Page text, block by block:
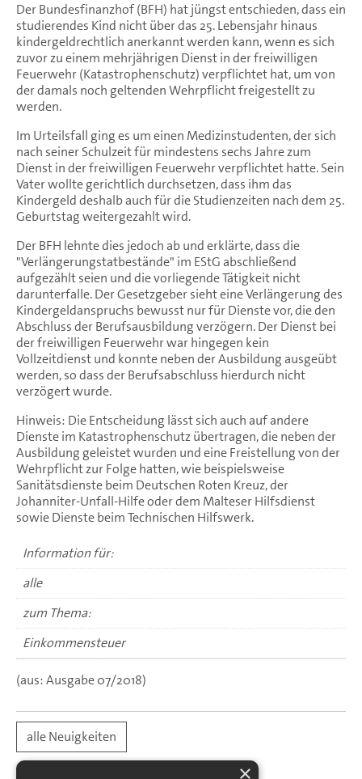
Der Bundesfinanzhof (BFH) hat jüngst entschieden, dass ein
studierendes Kind nicht über das 25. Lebensjahr hinaus
kindergeldrechtlich anerkannt werden kann, wenn es sich
zuvor zu einem mehrjährigen Dienst in der freiwilligen
Feuerwehr (Katastrophenschutz) verpflichtet hat, um von
der damals noch geltenden Wehrpflicht freigestellt zu
werden.
Im Urteilsfall ging es um einen Medizinstudenten, der sich
nach seiner Schulzeit für mindestens sechs Jahre zum
Dienst in der freiwilligen Feuerwehr verpflichtet hatte. Sein
Vater wollte gerichtlich durchsetzen, dass ihm das
Kindergeld deshalb auch für die Studienzeiten nach dem 25.
Geburtstag weitergezahlt wird.
Der BFH lehnte dies jedoch ab und erklärte, dass die
"Verlängerungstatbestände" im EStG abschließend
aufgezählt seien und die vorliegende Tätigkeit nicht
darunterfalle. Der Gesetzgeber sieht eine Verlängerung des
Kindergeldanspruchs bewusst nur für Dienste vor, die den
Abschluss der Berufsausbildung verzögern. Der Dienst bei
der freiwilligen Feuerwehr war hingegen kein
Vollzeitdienst und konnte neben der Ausbildung ausgeübt
werden, so dass der Berufsabschluss hierdurch nicht
verzögert wurde.
Hinweis: Die Entscheidung lässt sich auch auf andere
Dienste im Katastrophenschutz übertragen, die neben der
Ausbildung geleistet wurden und eine Freistellung von der
Wehrpflicht zur Folge hatten, wie beispielsweise
Sanitätsdienste beim Deutschen Roten Kreuz, der
Johanniter-Unfall-Hilfe oder dem Malteser Hilfsdienst
sowie Dienste beim Technischen Hilfswerk.
Information für:
alle
zum Thema:
Einkommensteuer
(aus: Ausgabe 07/2018)
alle Neuigkeiten
×